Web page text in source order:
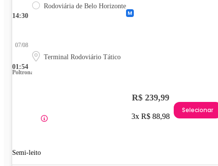
14:30
Rodoviária de Belo Horizonte
01:54
07/08
Terminal Rodoviário Tático
Poltrona
Semi-leito
R$ 239,99
3x R$ 88,98
Selecionar